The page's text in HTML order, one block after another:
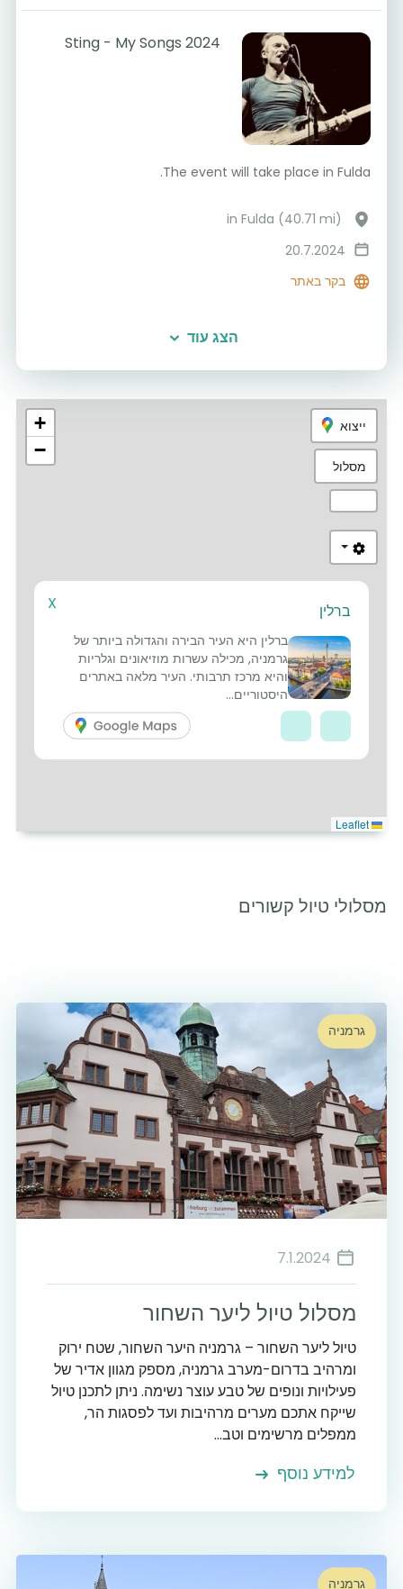
Sting - My Songs 2024
The event will take place in Fulda.
20.7.2024
בקר באתר
הצג עוד
+
−
Leaflet
ייצוא
מסלול
X ברלין
ברלין היא העיר הבירה והגדולה ביותר של
גרמניה, מכילה עשרות מוזיאונים וגלריות
והיא מרכז תרבותי. העיר מלאה באתרים
היסטוריים...
מסלולי טיול קשורים
גרמניה
7.1.2024
מסלול טיול ליער השחור
טיול ליער השחור – גרמניה היער השחור, שטח ירוק
ומרהיב בדרום-מערב גרמניה, מספק מגוון אדיר של
פעילויות ונופים של טבע עוצר נשימה. ניתן לתכנן טיול
שייקח אתכם מערים מרהיבות ועד לפסגות הר,
ממפלים מרשימים וטב...
למידע נוסף
גרמניה